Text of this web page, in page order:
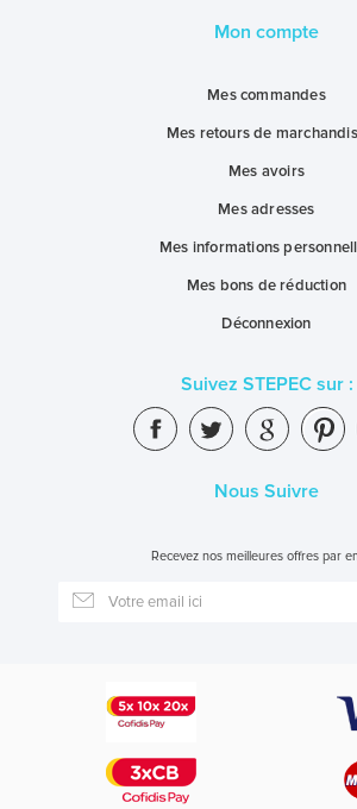
Mon compte
Mes commandes
Mes retours de
Mes avoirs
Mes adresses
Mes informations
Mes bons de réduction
Déconnexion
Suivez STEPEC sur :
Nous Suivre
Recevez nos meilleures offres par